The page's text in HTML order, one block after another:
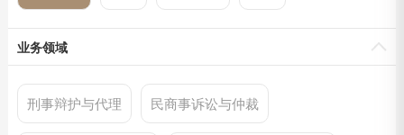
业务领域
刑事辩护与代理 民商事诉讼与仲裁